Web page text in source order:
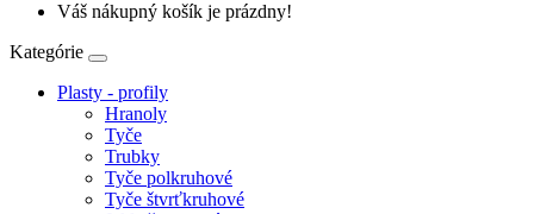
Váš nákupný košík je prázdny!
Kategórie
Plasty - profily
Hranoly
Tyče
Trubky
Tyče polkruhové
Tyče štvrťkruhové